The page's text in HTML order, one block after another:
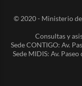
© 2020 - Ministerio
Consultas y
Sede CONTIGO: Av.
Sede MIDIS: Av.